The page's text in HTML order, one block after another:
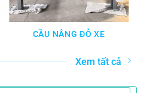
CẦU NÂNG ĐỖ XE
Xem tất cả